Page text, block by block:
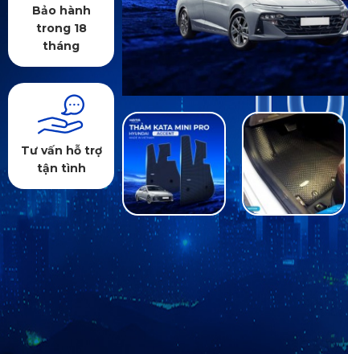
Bảo hành
trong 18
tháng
Tư vấn hỗ trợ
tận tình